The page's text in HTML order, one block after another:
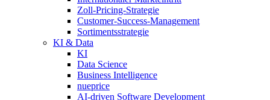
Zoll-Pricing-Strategie
Customer-Success-Management
Sortimentsstrategie
KI & Data
KI
Data Science
Business Intelligence
nueprice
AI-driven Software Development